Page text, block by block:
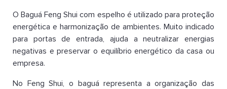
O Baguá Feng Shui com espelho é utilizado para proteção
energética e harmonização de ambientes. Muito indicado
para portas de entrada, ajuda a neutralizar energias
negativas e preservar o equilíbrio energético da casa ou
empresa.
No Feng Shui, o baguá representa a organização das